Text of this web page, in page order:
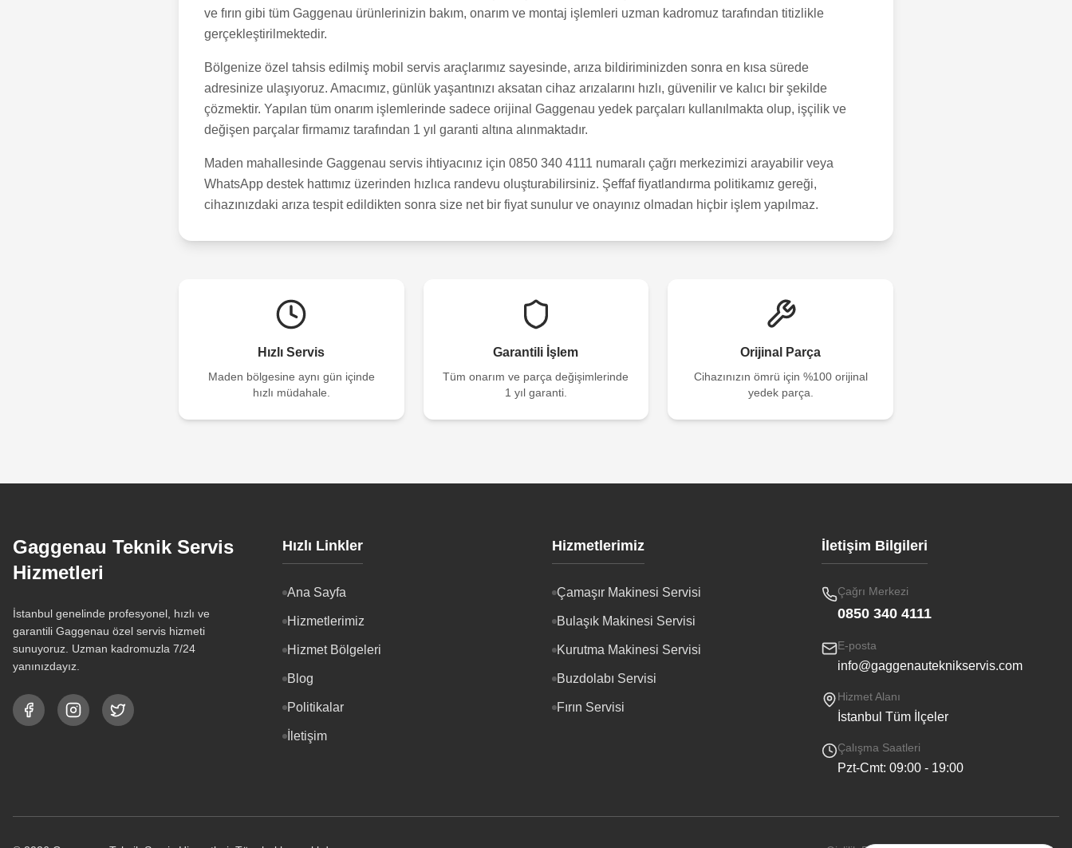
ve fırın gibi tüm Gaggenau ürünlerinizin bakım, onarım ve montaj işlemleri uzman kadromuz tarafından titizlikle
gerçekleştirilmektedir.
Bölgenize özel tahsis edilmiş mobil servis araçlarımız sayesinde, arıza bildiriminizden sonra en kısa sürede
adresinize ulaşıyoruz. Amacımız, günlük yaşantınızı aksatan cihaz arızalarını hızlı, güvenilir ve kalıcı bir şekilde
çözmektir. Yapılan tüm onarım işlemlerinde sadece orijinal Gaggenau yedek parçaları kullanılmakta olup, işçilik ve
değişen parçalar firmamız tarafından 1 yıl garanti altına alınmaktadır.
Maden mahallesinde Gaggenau servis ihtiyacınız için 0850 340 4111 numaralı çağrı merkezimizi arayabilir veya
WhatsApp destek hattımız üzerinden hızlıca randevu oluşturabilirsiniz. Şeffaf fiyatlandırma politikamız gereği,
cihazınızdaki arıza tespit edildikten sonra size net bir fiyat sunulur ve onayınız olmadan hiçbir işlem yapılmaz.
Hızlı Servis
Maden bölgesine aynı gün içinde
hızlı müdahale.
Garantili İşlem
Tüm onarım ve parça değişimlerinde
1 yıl garanti.
Orijinal Parça
Cihazınızın ömrü için %100 orijinal
yedek parça.
Gaggenau Teknik Servis
Hizmetleri
İstanbul genelinde profesyonel, hızlı ve
garantili Gaggenau özel servis hizmeti
sunuyoruz. Uzman kadromuzla 7/24
yanınızdayız.
Hızlı Linkler
Ana Sayfa
Hizmetlerimiz
Hizmet Bölgeleri
Blog
Politikalar
İletişim
Hizmetlerimiz
Çamaşır Makinesi Servisi
Bulaşık Makinesi Servisi
Kurutma Makinesi Servisi
Buzdolabı Servisi
Fırın Servisi
İletişim Bilgileri
Çağrı Merkezi
0850 340 4111
E-posta
info@gaggenauteknikservis.com
Hizmet Alanı
İstanbul Tüm İlçeler
Çalışma Saatleri
Pzt-Cmt: 09:00 - 19:00